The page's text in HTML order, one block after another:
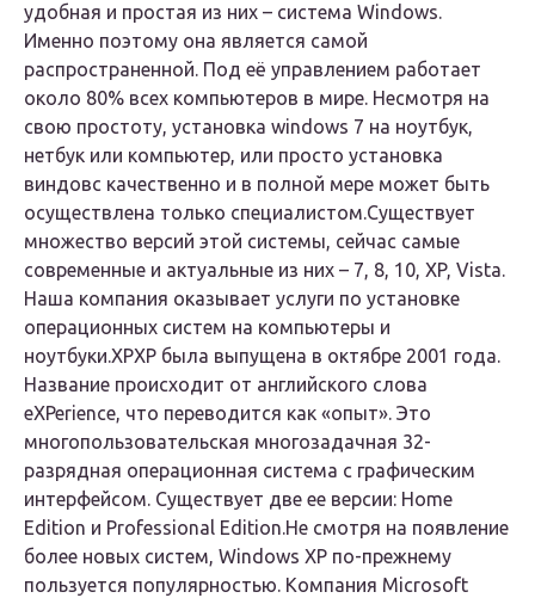
удобная и простая из них – система Windows.
Именно поэтому она является самой
распространенной. Под её управлением работает
около 80% всех компьютеров в мире. Несмотря на
свою простоту, установка windows 7 на ноутбук,
нетбук или компьютер, или просто установка
виндовс качественно и в полной мере может быть
осуществлена только специалистом.Существует
множество версий этой системы, сейчас самые
современные и актуальные из них – 7, 8, 10, XP, Vista.
Наша компания оказывает услуги по установке
операционных систем на компьютеры и
ноутбуки.XPXP была выпущена в октябре 2001 года.
Название происходит от английского слова
eXPerience, что переводится как «опыт». Это
многопользовательская многозадачная 32-
разрядная операционная система с графическим
интерфейсом. Существует две ее версии: Home
Edition и Professional Edition.Не смотря на появление
более новых систем, Windows XP по-прежнему
пользуется популярностью. Компания Microsoft